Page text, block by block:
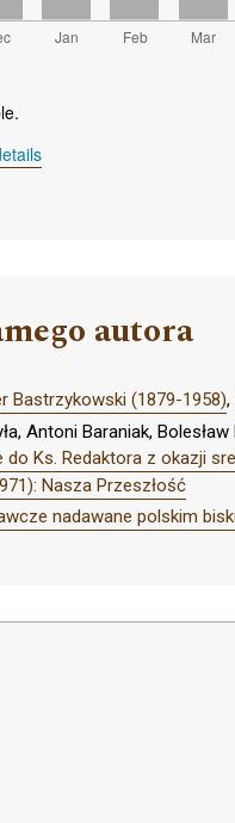
autora
Bastrzykowski (1879-1958),
Antoni Baraniak,
Ks. Redaktora z okazji
Nasza Przeszłość
nadawane polskim